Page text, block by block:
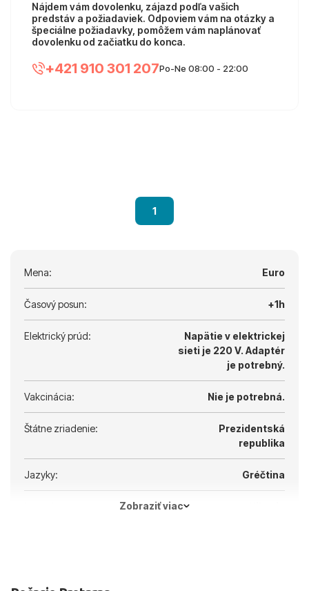
Nájdem vám dovolenku, zájazd podľa vašich
predstáv a požiadaviek. Odpoviem vám na otázky a
špeciálne požiadavky, pomôžem vám naplánovať
dovolenku od začiatku do konca.
+421 910 301 207Po-Ne 08:00 - 22:00
1
Mena: Euro
Časový posun: +1h
Elektrický prúd:
Napätie v elektrickej
sieti je 220 V. Adaptér
je potrebný.
Vakcinácia: Nie je potrebná.
Štátne zriadenie:
Prezidentská
republika
Jazyky: Gréčtina
Zobraziť viac